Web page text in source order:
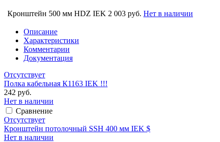
Кронштейн 500 мм HDZ IEK 2 003 руб. Нет в наличии
Описание
Характеристики
Комментарии
Документация
Отсутствует
Полка кабельная К1163 IEK !!!
242 руб.
Нет в наличии
Сравнение
Отсутствует
Кронштейн потолочный SSH 400 мм IEK $
Нет в наличии